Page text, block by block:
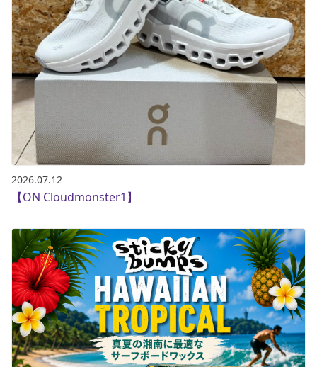
2026.07.12
【ON Cloudmonster1】